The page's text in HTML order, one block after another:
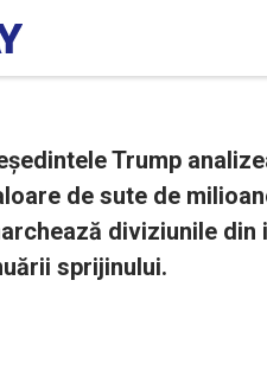
Trump
de sute de
diviziunile
sprijinului.